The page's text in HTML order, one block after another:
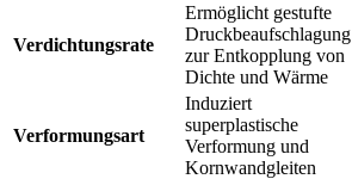
Verdichtungsrate
Ermöglicht gestufte
Druckbeaufschlagung
zur Entkopplung von
Dichte und Wärme
Verformungsart
Induziert
superplastische
Verformung und
Kornwandgleiten